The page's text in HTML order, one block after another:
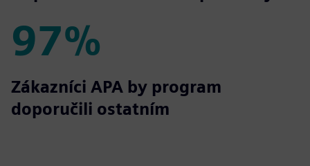
97%
97%
Zákazníci APA by program
doporučili ostatním